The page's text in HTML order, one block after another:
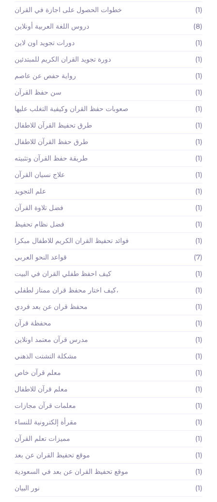
خطوات الحصول على اجازة في القران
(1)
دروس اللغة العربية أونلاين
(8)
دورات تجويد اون لاين
(1)
دورة تجويد القران الكريم للمبتدئين
(1)
رواية حفص عن عاصم
(1)
سن حفظ القرآن
(1)
صعوبات حفظ القران وكيفية التغلب عليها
(1)
طرق تحفيظ القرآن للاطفال
(1)
طرق حفظ القرآن للاطفال
(1)
طريقة حفظ القرآن وتثبيته
(1)
علاج نسيان القرآن
(1)
علم التجويد
(1)
فضل تلاوة القرآن
(1)
فضل نظام تحفيظ
(1)
فوائد تحفيظ القران الكريم للاطفال مبكرا
(1)
قواعد النحو العربي
(7)
كيف احفظ طفلي القران في البيت
(1)
كيف اختار محفظ قران ممتاز لطفلي،
(1)
محفظ قران عن بعد فردي
(1)
محفظة قرآن
(1)
مدرس قرآن معتمد اونلاين
(1)
مشكلة التشتت الذهني
(1)
معلم قرآن خاص
(1)
معلم قرآن للاطفال
(1)
معلمات قرآن مجازات
(1)
مقرأة إلكترونية للنساء
(1)
مميزات تعلم القرآن
(1)
موقع تحفيظ القران عن بعد
(1)
موقع تحفيظ القران عن بعد في السعودية
(1)
نور البيان
(1)